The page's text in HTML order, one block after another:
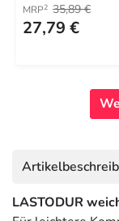
MRP2 35,89 €
27,79 €
LASTODUR